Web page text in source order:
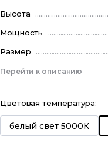
Высота
Мощность
Размер
Перейти к описанию
Цветовая температура:
белый свет 5000К